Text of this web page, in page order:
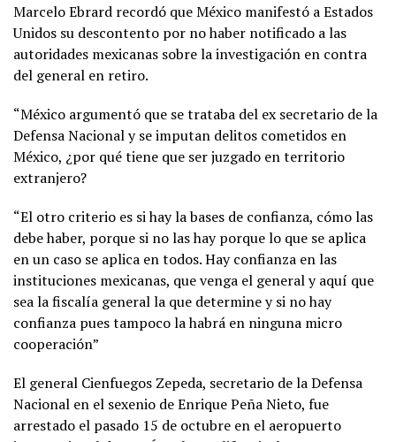
Marcelo Ebrard recordó que México manifestó a Estados
Unidos su descontento por no haber notificado a las
autoridades mexicanas sobre la investigación en contra
del general en retiro.
“México argumentó que se trataba del ex secretario de la
Defensa Nacional y se imputan delitos cometidos en
México, ¿por qué tiene que ser juzgado en territorio
extranjero?
“El otro criterio es si hay la bases de confianza, cómo las
debe haber, porque si no las hay porque lo que se aplica
en un caso se aplica en todos. Hay confianza en las
instituciones mexicanas, que venga el general y aquí que
sea la fiscalía general la que determine y si no hay
confianza pues tampoco la habrá en ninguna micro
cooperación”
El general Cienfuegos Zepeda, secretario de la Defensa
Nacional en el sexenio de Enrique Peña Nieto, fue
arrestado el pasado 15 de octubre en el aeropuerto